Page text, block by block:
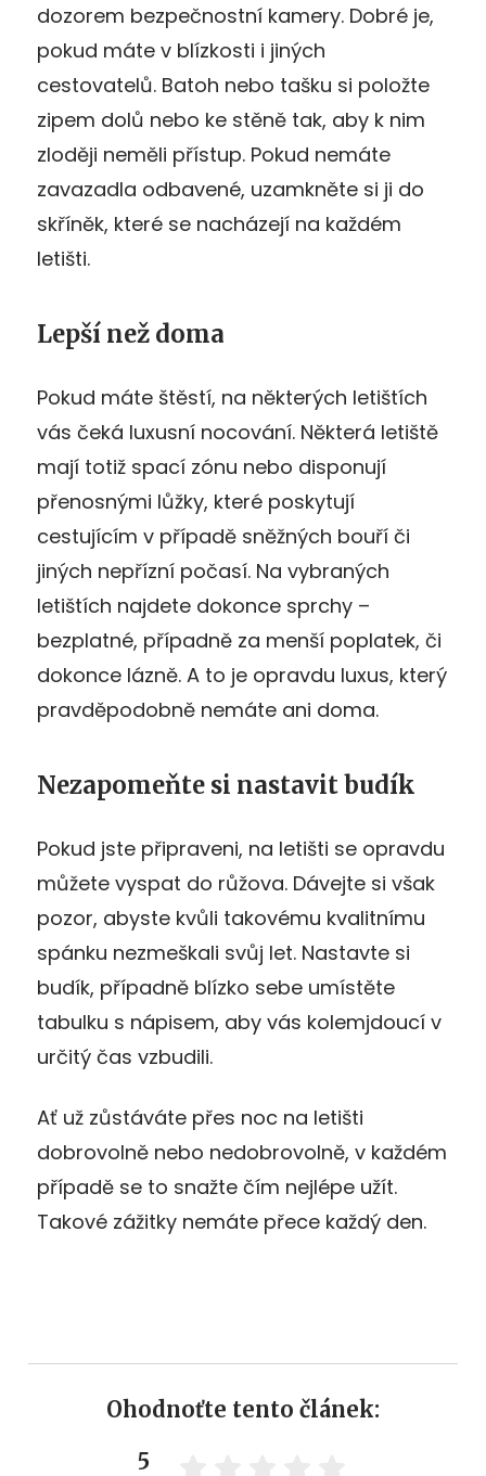
dozorem bezpečnostní kamery. Dobré je,
pokud máte v blízkosti i jiných
cestovatelů. Batoh nebo tašku si položte
zipem dolů nebo ke stěně tak, aby k nim
zloději neměli přístup. Pokud nemáte
zavazadla odbavené, uzamkněte si ji do
skříněk, které se nacházejí na každém
letišti.
Lepší než doma
Pokud máte štěstí, na některých letištích
vás čeká luxusní nocování. Některá letiště
mají totiž spací zónu nebo disponují
přenosnými lůžky, které poskytují
cestujícím v případě sněžných bouří či
jiných nepřízní počasí. Na vybraných
letištích najdete dokonce sprchy –
bezplatné, případně za menší poplatek, či
dokonce lázně. A to je opravdu luxus, který
pravděpodobně nemáte ani doma.
Nezapomeňte si nastavit budík
Pokud jste připraveni, na letišti se opravdu
můžete vyspat do růžova. Dávejte si však
pozor, abyste kvůli takovému kvalitnímu
spánku nezmeškali svůj let. Nastavte si
budík, případně blízko sebe umístěte
tabulku s nápisem, aby vás kolemjdoucí v
určitý čas vzbudili.
Ať už zůstáváte přes noc na letišti
dobrovolně nebo nedobrovolně, v každém
případě se to snažte čím nejlépe užít.
Takové zážitky nemáte přece každý den.
Ohodnoťte tento článek:
5